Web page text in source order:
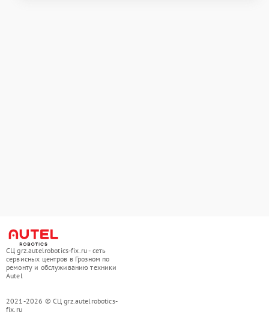
СЦ grz.autelrobotics-fix.ru - сеть
сервисных центров в Грозном по
ремонту и обслуживанию техники
Autel
2021-2026 © СЦ grz.autelrobotics-
fix.ru